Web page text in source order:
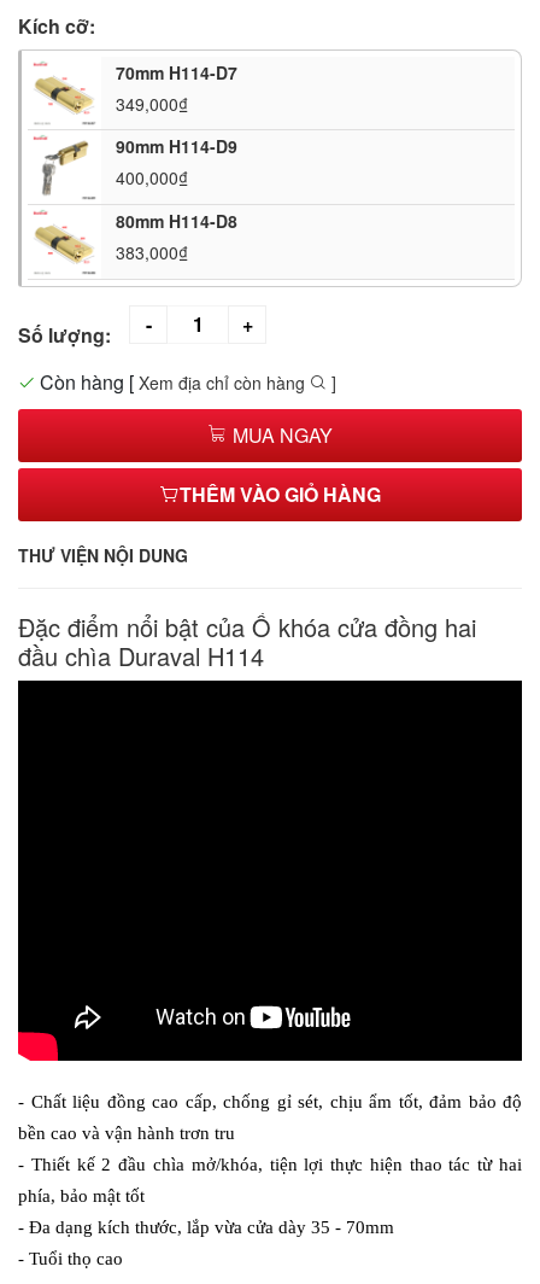
Kích cỡ:
70mm H114-D7
349,000₫
90mm H114-D9
400,000₫
80mm H114-D8
383,000₫
Số lượng:
Còn hàng [ Xem địa chỉ còn hàng ]
MUA NGAY
THÊM VÀO GIỎ HÀNG
THƯ VIỆN NỘI DUNG
Đặc điểm nổi bật của Ổ khóa cửa đồng hai
đầu chìa Duraval H114
- Chất liệu đồng cao cấp, chống gỉ sét, chịu ẩm tốt, đảm bảo độ
bền cao và vận hành trơn tru
- Thiết kế 2 đầu chìa mở/khóa, tiện lợi thực hiện thao tác từ hai
phía, bảo mật tốt
- Đa dạng kích thước, lắp vừa cửa dày 35 - 70mm
- Tuổi thọ cao